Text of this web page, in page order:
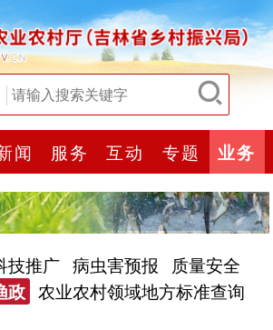
闻 服务 互动 专题 业务
技推广 病虫害预报
质量安全
政 农业农村领域地方标准查询